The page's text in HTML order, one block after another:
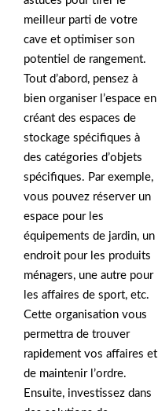
meilleur parti de votre
cave et optimiser son
potentiel de rangement.
Tout d’abord, pensez à
bien organiser l’espace en
créant des espaces de
stockage spécifiques à
des catégories d’objets
spécifiques. Par exemple,
vous pouvez réserver un
espace pour les
équipements de jardin, un
endroit pour les produits
ménagers, une autre pour
les affaires de sport, etc.
Cette organisation vous
permettra de trouver
rapidement vos affaires et
de maintenir l’ordre.
Ensuite, investissez dans